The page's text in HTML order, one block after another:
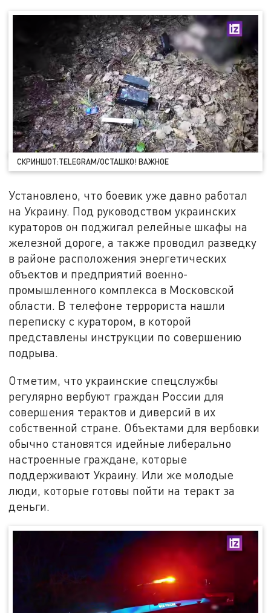
СКРИНШОТ:TELEGRAM/ОСТАШКО! ВАЖНОЕ
Установлено, что боевик уже давно работал
на Украину. Под руководством украинских
кураторов он поджигал релейные шкафы на
железной дороге, а также проводил разведку
в районе расположения энергетических
объектов и предприятий военно-
промышленного комплекса в Московской
области. В телефоне террориста нашли
переписку с куратором, в которой
представлены инструкции по совершению
подрыва.
Отметим, что украинские спецслужбы
регулярно вербуют граждан России для
совершения терактов и диверсий в их
собственной стране. Объектами для вербовки
обычно становятся идейные либерально
настроенные граждане, которые
поддерживают Украину. Или же молодые
люди, которые готовы пойти на теракт за
деньги.